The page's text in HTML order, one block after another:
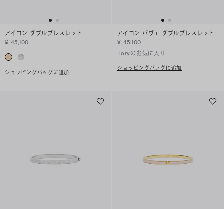
アイコン ダブルブレスレット
¥ 45,100
ショッピングバッグに追加
アイコン パヴェ ダブルブレスレット
¥ 45,100
Toryのお気に入り
ショッピングバッグに追加